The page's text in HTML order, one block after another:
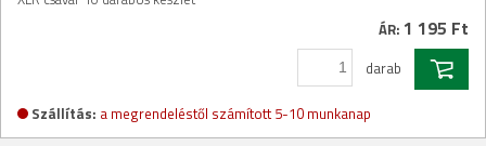
ÁR: 1 195 Ft
darab
Szállítás: a megrendeléstől számított 5-10 munkanap